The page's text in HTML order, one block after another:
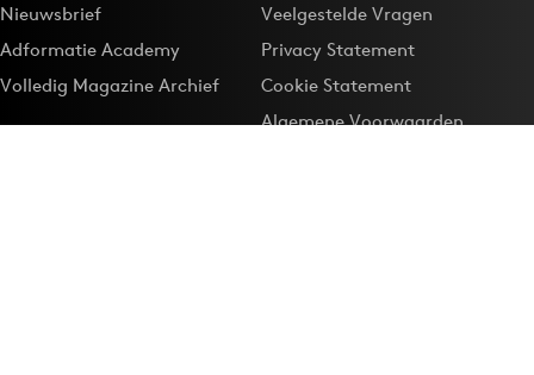
Nieuwsbrief
Adformatie Academy
Volledig Magazine Archief
Veelgestelde Vragen
Privacy Statement
Cookie Statement
Algemene Voorwaarden